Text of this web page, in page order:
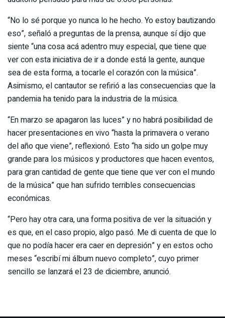
“No lo sé porque yo nunca lo he hecho. Yo estoy bautizando
eso”, señaló a preguntas de la prensa, aunque sí dijo que
siente “una cosa acá adentro muy especial, que tiene que
ver con esta iniciativa de ir a donde está la gente, aunque
sea de esta forma, a tocarle el corazón con la música”.
Asimismo, el cantautor se refirió a las consecuencias que la
pandemia ha tenido para la industria de la música.
“En marzo se apagaron las luces” y no habrá posibilidad de
hacer presentaciones en vivo “hasta la primavera o verano
del año que viene”, reflexionó. Esto “ha sido un golpe muy
grande para los músicos y productores que hacen eventos,
para gran cantidad de gente que tiene que ver con el mundo
de la música” que han sufrido terribles consecuencias
económicas.
“Pero hay otra cara, una forma positiva de ver la situación y
es que, en el caso propio, algo pasó. Me di cuenta de que lo
que no podía hacer era caer en depresión” y en estos ocho
meses “escribí mi álbum nuevo completo”, cuyo primer
sencillo se lanzará el 23 de diciembre, anunció.